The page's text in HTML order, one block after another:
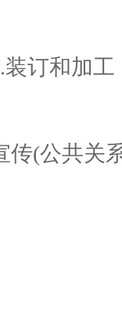
装订和加工
传(公共关